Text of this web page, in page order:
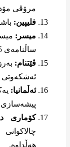
مرۆڤی
فلیپین:
میسر:
ساڵنامەی 365 ڕۆژەیان بەسەر 12 مانگدا دابەش کرد.
ڤێتنام:
ئەڵمانیا:
کۆماری
هەڵداوە.